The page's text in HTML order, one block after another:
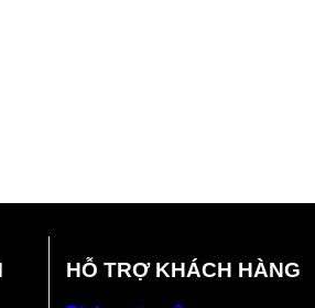
HỖ TRỢ KHÁCH HÀNG